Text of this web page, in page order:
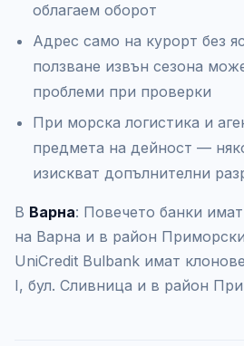
облагаем оборот
Адрес само на курорт без
ползване извън сезона
проблеми при проверки
При морска логистика и
предмета на дейност —
изискват допълнителни
В Варна: Повечето банки
на Варна и в район
UniCredit Bulbank имат
I, бул. Сливница и в район